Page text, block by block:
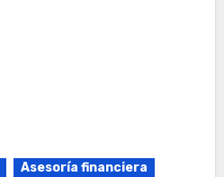
Asesoría financiera